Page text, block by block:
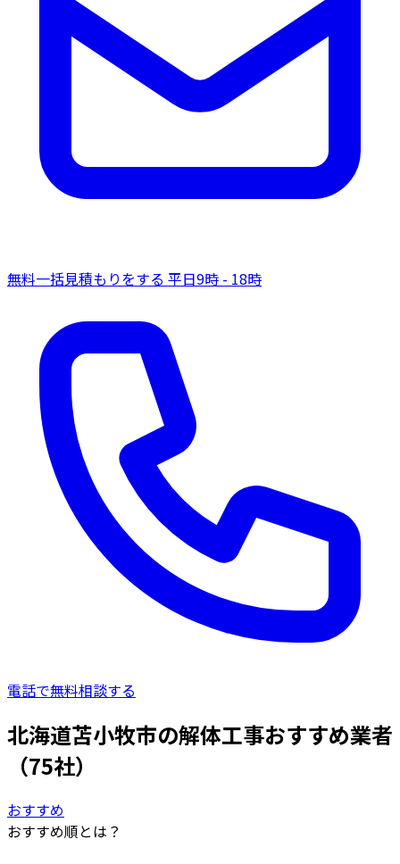
無料一括見積もりをする 平日9時 - 18時
電話で無料相談する
北海道苫小牧市の解体工事おすすめ業者
（75社）
おすすめ
おすすめ順とは？